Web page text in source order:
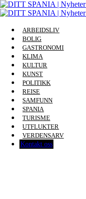
ARBEIDSLIV
BOLIG
GASTRONOMI
KLIMA
KULTUR
KUNST
POLITIKK
REISE
SAMFUNN
SPANIA
TURISME
UTFLUKTER
VERDENSARV
Kontakt oss